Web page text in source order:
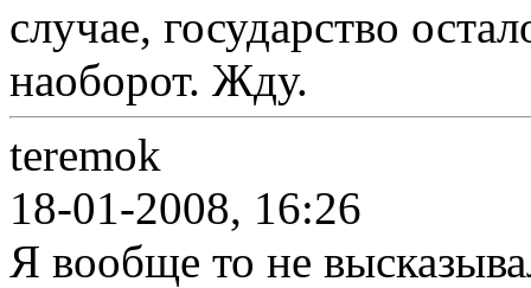
случае, государство
наоборот. Жду.
teremok
18-01-2008, 16:26
Я вообще то не